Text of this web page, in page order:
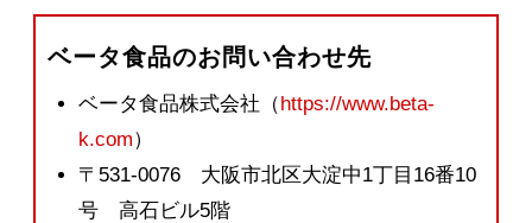
ベータ食品のお問い合わせ先
ベータ食品株式会社（https://www.beta-
k.com）
〒531-0076 大阪市北区大淀中1丁目16番10
号 高石ビル5階